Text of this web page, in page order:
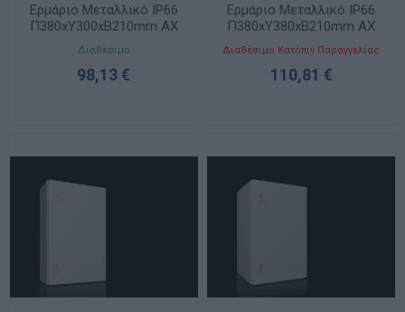
Ερμάριο Μεταλλικό IP66
Π380xΥ300xΒ210mm AX
Διαθέσιμο
98,13 €
Ερμάριο Μεταλλικό IP66
Π380xΥ380xΒ210mm AX
Διαθέσιμο Κατόπιν Παραγγελίας
110,81 €